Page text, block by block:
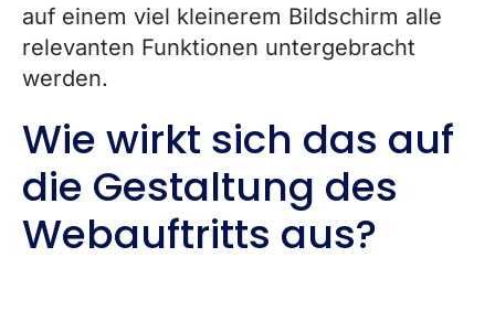
auf einem viel kleinerem Bildschirm alle
relevanten Funktionen untergebracht
werden.
Wie wirkt sich das auf
die Gestaltung des
Webauftritts aus?